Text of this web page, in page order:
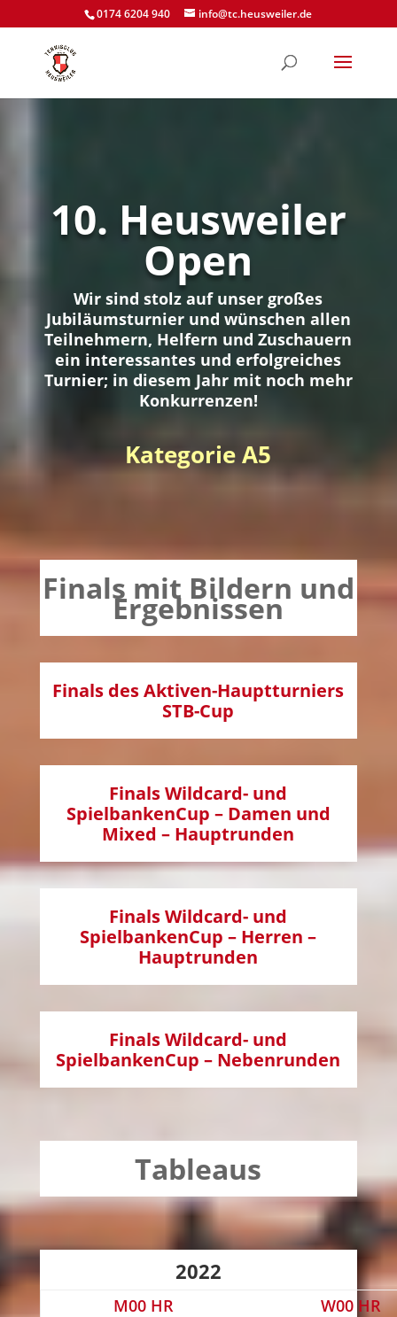
0174 6204 940 info@tc.heusweiler.de
10. Heusweiler
Open
Wir sind stolz auf unser großes
Jubiläumsturnier und wünschen allen
Teilnehmern, Helfern und Zuschauern
ein interessantes und erfolgreiches
Turnier; in diesem Jahr mit noch mehr
Konkurrenzen!
Kategorie A5
Finals mit Bildern und
Ergebnissen
Finals des Aktiven-Hauptturniers
STB-Cup
Finals Wildcard- und
SpielbankenCup – Damen und
Mixed – Hauptrunden
Finals Wildcard- und
SpielbankenCup – Herren –
Hauptrunden
Finals Wildcard- und
SpielbankenCup – Nebenrunden
Tableaus
2022
M00 HR
W00 HR